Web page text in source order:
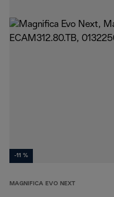
-11 %
MAGNIFICA EVO NEXT